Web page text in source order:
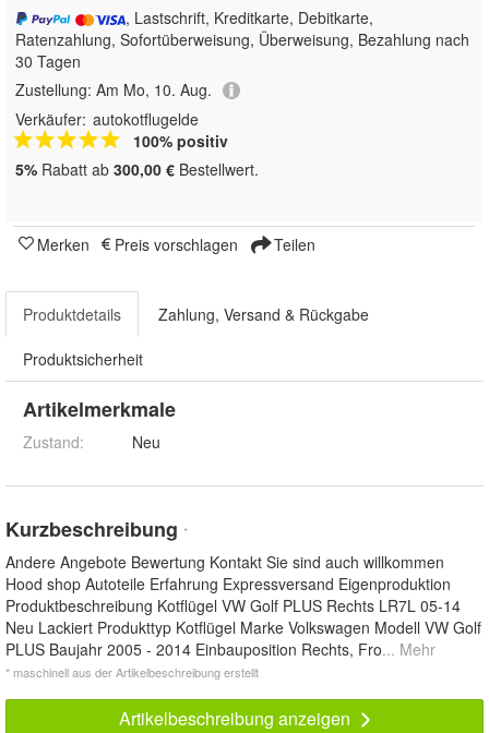
, Lastschrift, Kreditkarte, Debitkarte,
Ratenzahlung, Sofortüberweisung, Überweisung, Bezahlung nach
30 Tagen
Zustellung: Am Mo, 10. Aug.
Verkäufer: autokotflugelde
100% positiv
5% Rabatt ab 300,00 € Bestellwert.
Merken Preis vorschlagen Teilen
Produktdetails Zahlung, Versand & Rückgabe
Produktsicherheit
Artikelmerkmale
Zustand: Neu
Kurzbeschreibung *
Andere Angebote Bewertung Kontakt Sie sind auch willkommen
Hood shop Auto­teile Erfahrung Expressversand Eigenproduktion
Produkt­beschreibung Kotflügel VW Golf PLUS Rechts LR7L 05-14
Neu Lackiert Produkttyp Kotflügel Marke Volkswagen Modell VW Golf
PLUS Baujahr 2005 - 2014 Einbauposition Rechts, Fro... Mehr
* maschinell aus der Artikelbeschreibung erstellt
Artikelbeschreibung anzeigen